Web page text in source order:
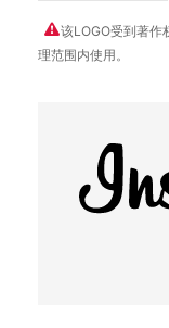
该LOGO受到著作
理范围内使用。